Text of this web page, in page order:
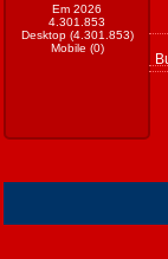
Em 2026
4.301.853
Desktop (4.301.853)
Mobile (0)